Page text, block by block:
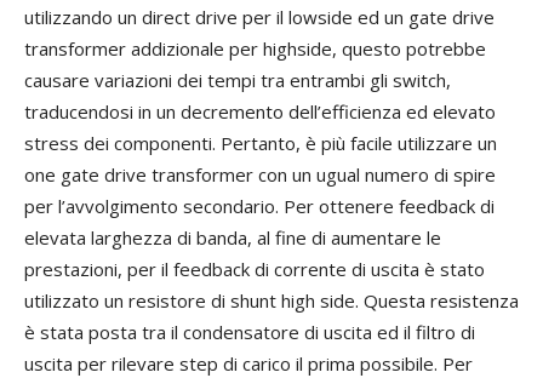
utilizzando un direct drive per il lowside ed un gate drive
transformer addizionale per highside, questo potrebbe
causare variazioni dei tempi tra entrambi gli switch,
traducendosi in un decremento dell’efficienza ed elevato
stress dei componenti. Pertanto, è più facile utilizzare un
one gate drive transformer con un ugual numero di spire
per l’avvolgimento secondario. Per ottenere feedback di
elevata larghezza di banda, al fine di aumentare le
prestazioni, per il feedback di corrente di uscita è stato
utilizzato un resistore di shunt high side. Questa resistenza
è stata posta tra il condensatore di uscita ed il filtro di
uscita per rilevare step di carico il prima possibile. Per